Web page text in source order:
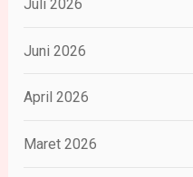
Juli 2026
Juni 2026
April 2026
Maret 2026